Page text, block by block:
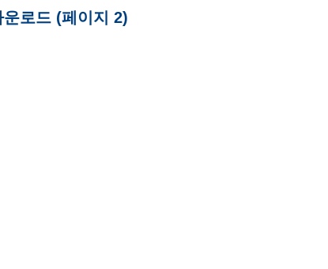
로드 (페이지 2)